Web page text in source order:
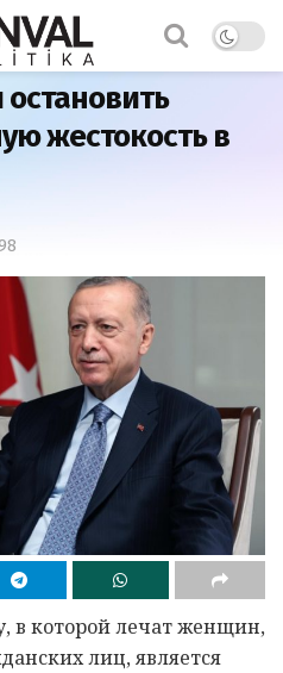
жестокость в
в которой лечат женщин,
лиц, является